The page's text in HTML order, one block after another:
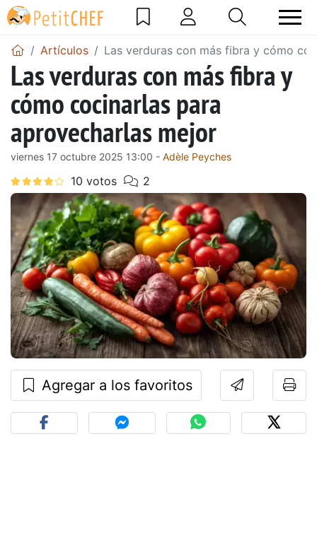
Artículos Las verduras con más fibra y cómo
Las verduras con más fibra y
cómo cocinarlas para
aprovecharlas mejor
viernes 17 octubre 2025 13:00 - Adèle Peyches
Agregar a los favoritos